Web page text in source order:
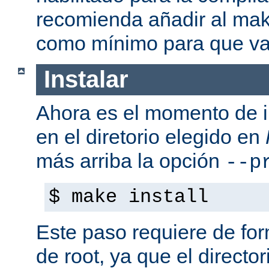
recomienda añadir al
como mínimo para que
Instalar
Ahora es el momento de
en el diretorio elegido en
más arriba la opción --
$ make install
Este paso requiere de
de root, ya que el